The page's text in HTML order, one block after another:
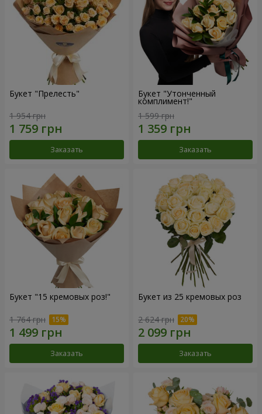
Букет "Прелесть"
1 954 грн
Заказать
Букет "Утонченный
комплимент!"
1 599 грн
Заказать
Букет "15 кремовых роз!"
1 764 грн
Заказать
Букет из 25 кремовых роз
2 624 грн
Заказать